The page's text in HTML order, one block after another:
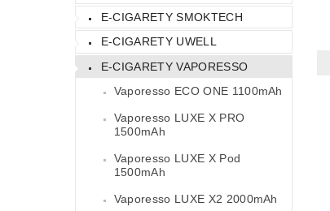
E-CIGARETY SMOKTECH
E-CIGARETY UWELL
E-CIGARETY VAPORESSO
Vaporesso ECO ONE 1100mAh
Vaporesso LUXE X PRO
1500mAh
Vaporesso LUXE X Pod
1500mAh
Vaporesso LUXE X2 2000mAh